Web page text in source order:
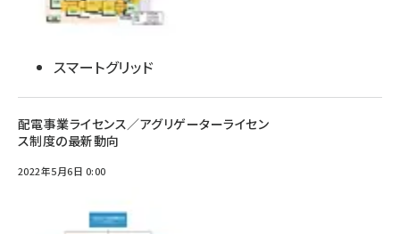
スマートグリッド
配電事業ライセンス／アグリゲーターライセン
ス制度の最新動向
2022年5月6日 0:00